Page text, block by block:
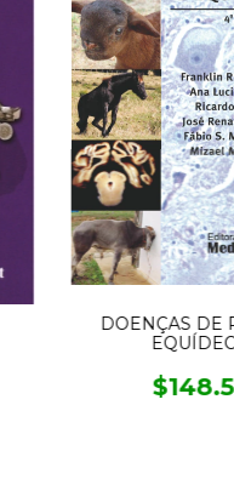
DOENÇAS DE